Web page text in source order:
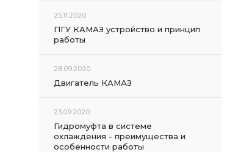
25.11.2020
ПГУ КАМАЗ устройство и принцип
работы
28.09.2020
Двигатель КАМАЗ
23.09.2020
Гидромуфта в системе
охлаждения - преимущества и
особенности работы